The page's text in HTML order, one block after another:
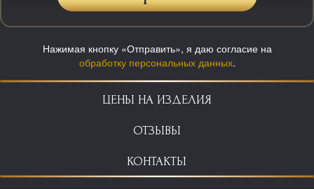
Нажимая кнопку «Отправить», я даю согласие на
обработку персональных данных.
ЦЕНЫ НА ИЗДЕЛИЯ
ОТЗЫВЫ
КОНТАКТЫ